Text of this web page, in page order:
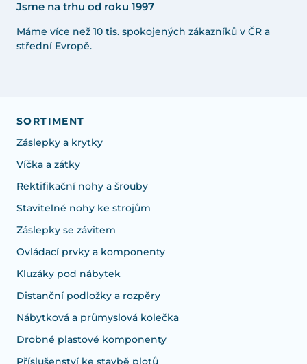
Jsme na trhu od roku 1997
Máme více než 10 tis. spokojených zákazníků v ČR a
střední Evropě.
SORTIMENT
Záslepky a krytky
Víčka a zátky
Rektifikační nohy a šrouby
Stavitelné nohy ke strojům
Záslepky se závitem
Ovládací prvky a komponenty
Kluzáky pod nábytek
Distanční podložky a rozpěry
Nábytková a průmyslová kolečka
Drobné plastové komponenty
Příslušenství ke stavbě plotů